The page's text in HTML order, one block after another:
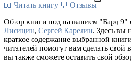
📖 Читать книгу 💬 Отзывы
Обзор книги под названием "Бард 9"
Лисицин, Сергей Карелин. Здесь вы
краткое содержание выбранной
читателей помогут вам сделать свой
вы также сможете оставить свой